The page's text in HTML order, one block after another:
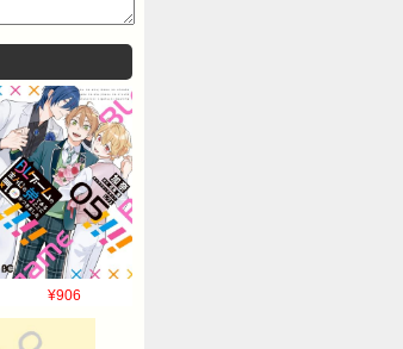
¥906